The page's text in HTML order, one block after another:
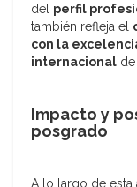
del perfil
también refleja el
con la
internacional
Impacto y
posgrado
A lo largo de esta